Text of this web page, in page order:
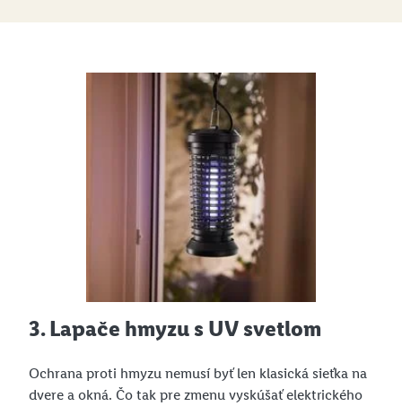
3. Lapače hmyzu s UV svetlom
Ochrana proti hmyzu nemusí byť len klasická sieťka na
dvere a okná. Čo tak pre zmenu vyskúšať elektrického